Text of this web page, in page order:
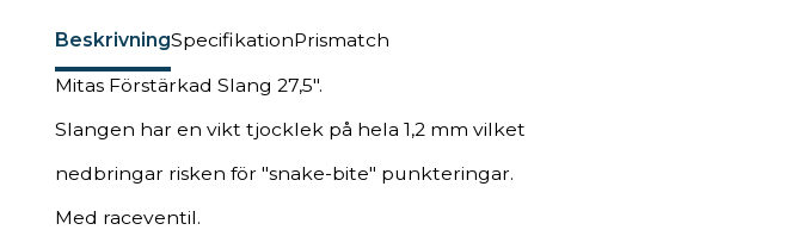
BeskrivningSpecifikationPrismatch
Mitas Förstärkad Slang 27,5".
Slangen har en vikt tjocklek på hela 1,2 mm vilket
nedbringar risken för "snake-bite" punkteringar.
Med raceventil.